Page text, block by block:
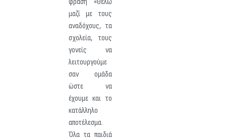
μαζί με τους
αναδόχους, τα
σχολεία, τους
γονείς να
λειτουργούμε
σαν ομάδα
ώστε να
έχουμε και το
κατάλληλο
αποτέλεσμα.
Όλα τα παιδιά